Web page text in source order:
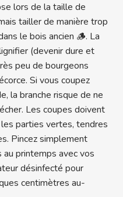
lors de la taille de
tailler de manière trop
le bois ancien 🪵. La
(devenir dure et
peu de bourgeons
Si vous coupez
la branche risque de ne
Les coupes doivent
parties vertes, tendres
Pincez simplement
printemps avec vos
désinfecté pour
centimètres au-